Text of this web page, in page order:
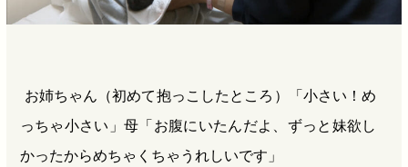
お姉ちゃん（初めて抱っこしたところ）「小さい！め
っちゃ小さい」母「お腹にいたんだよ、ずっと妹欲し
かったからめちゃくちゃうれしいです」